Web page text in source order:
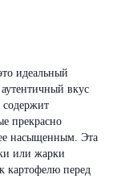
идеальный
вкус
содержит
прекрасно
насыщенным. Эта
или жарки
картофелю перед